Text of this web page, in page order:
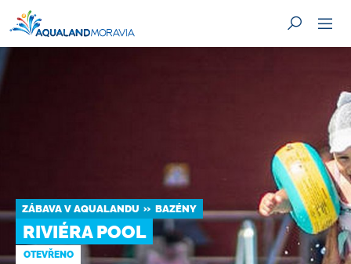
ZÁBAVA V AQUALANDU BAZÉNY
RIVIÉRA POOL
OTEVŘENO